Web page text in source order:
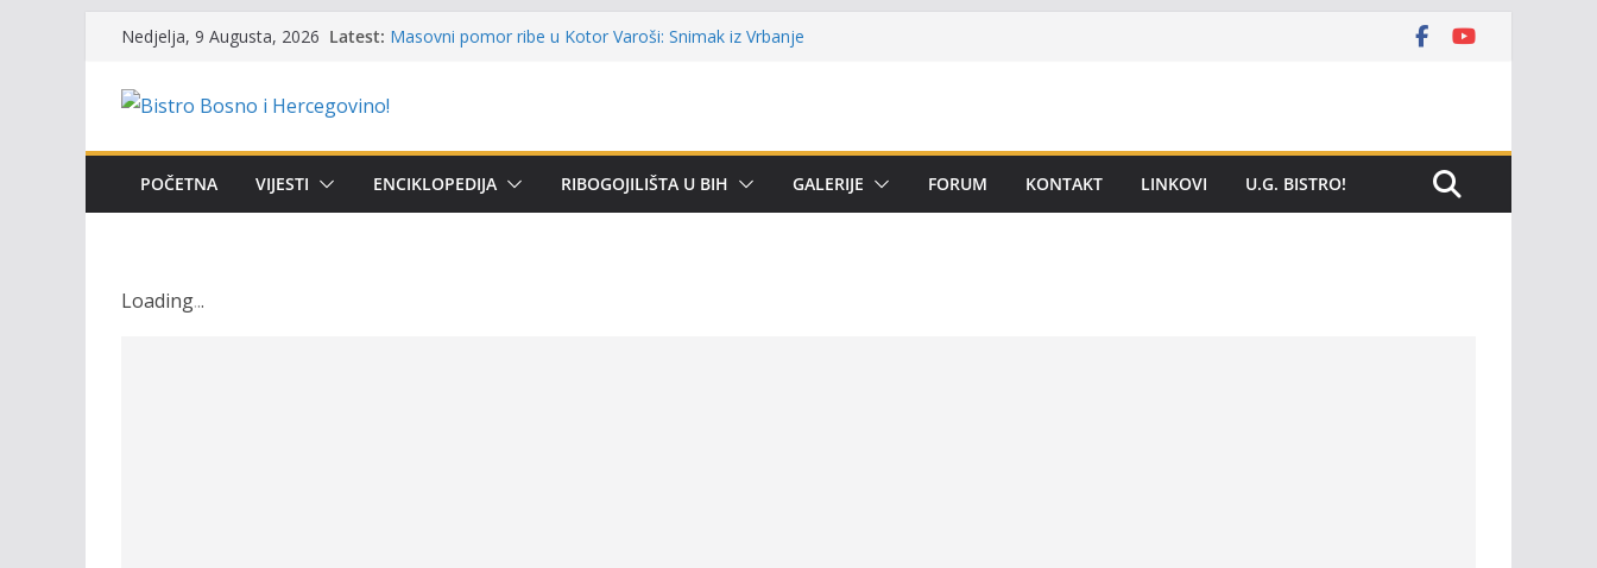
content
Nedjelja, 9 Augusta, 2026 Latest: Održan 15. Memorijalni kup ‘Rafael Grgić – Rafko’: Vogošćani
osvojili prelazni pehar u trajno vlasništvo
Poziv za učešće u Premijer ligi SRS BiH u disciplini ‘Lov šarana
i amura’
Obavještenje takmičarima za učešće u Premijer ligi BiH za
osobe sa invaliditetom
POČETNA VIJESTI ENCIKLOPEDIJA RIBOGOJILIŠTA U BIH GALERIJE FORUM KONTAKT LINKOVI U.G. BISTRO!
Loading...